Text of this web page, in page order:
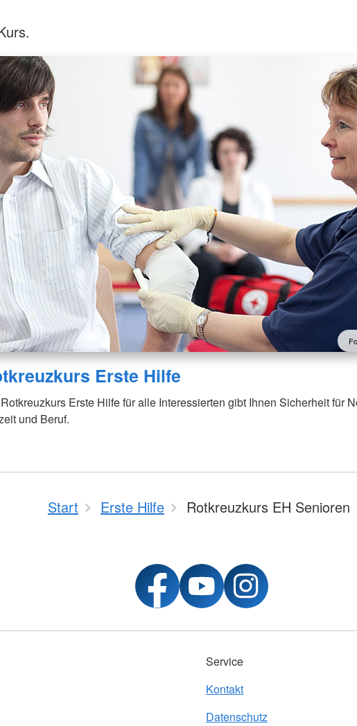
Erste Hilfe
Erste Hilfe für alle Interessierten gibt Ihnen Sicherheit für
und Beruf.
Start Erste Hilfe Rotkreuzkurs EH Senioren
Service
Kontakt
Datenschutz